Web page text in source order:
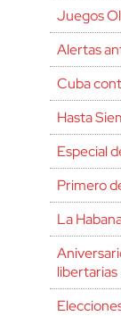
Juegos
Alertas
Cuba
Hasta
Especial
Primero
La
libertarias